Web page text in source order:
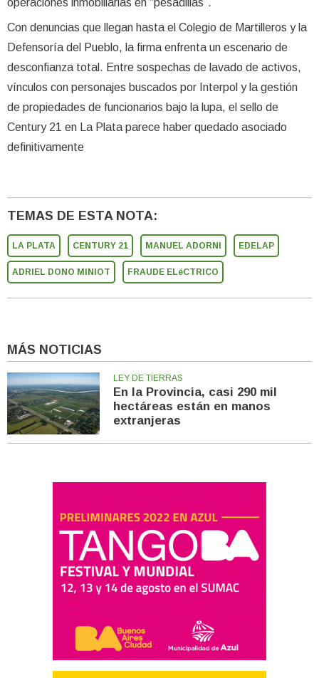
operaciones inmobiliarias en “pesadillas”.
Con denuncias que llegan hasta el Colegio de Martilleros y la
Defensoría del Pueblo, la firma enfrenta un escenario de
desconfianza total. Entre sospechas de lavado de activos,
vínculos con personajes buscados por Interpol y la gestión
de propiedades de funcionarios bajo la lupa, el sello de
Century 21 en La Plata parece haber quedado asociado
definitivamente
TEMAS DE ESTA NOTA:
LA PLATA CENTURY 21 MANUEL ADORNI EDELAP
ADRIEL DONO MINIOT FRAUDE ELéCTRICO
MÁS NOTICIAS
LEY DE TIERRAS
En la Provincia, casi 290 mil
hectáreas están en manos
extranjeras